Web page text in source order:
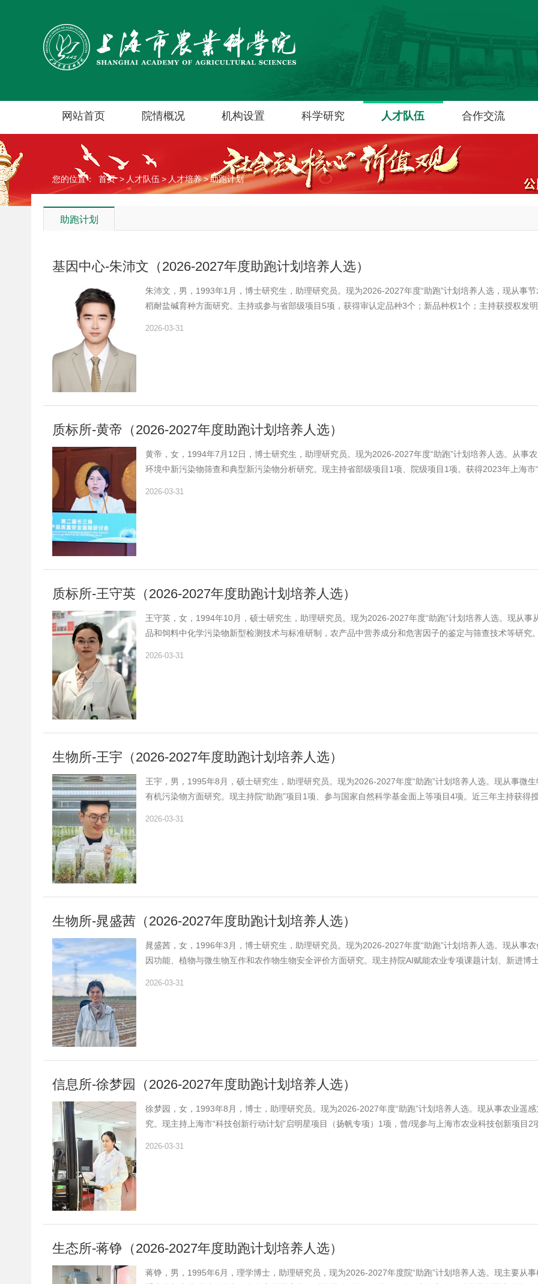
网站首页 院情概况 机构设置 科学研究 人才队伍 合作交流
您的位置： 首页> 人才队伍 > 人才培养>助跑计划
助跑计划
基因中心-朱沛文（2026-2027年度助跑计划培养人选）
朱沛文，男，1993年1月，博士研究生，助理研究员。现为2026-2027年度“助跑”计划培养人选，现从事
稻耐盐碱育种方面研究。主持或参与省部级项目5项，获得审认定品种3个；新品种权1个；主持获授权发
2026-03-31
质标所-黄帝（2026-2027年度助跑计划培养人选）
黄帝，女，1994年7月12日，博士研究生，助理研究员。现为2026-2027年度“助跑”计划培养人选。从事
环境中新污染物筛查和典型新污染物分析研究。现主持省部级项目1项、院级项目1项。获得2023年上海市
2026-03-31
质标所-王守英（2026-2027年度助跑计划培养人选）
王守英，女，1994年10月，硕士研究生，助理研究员。现为2026-2027年度“助跑”计划培养人选。现从事
品和饲料中化学污染物新型检测技术与标准研制，农产品中营养成分和危害因子的鉴定与筛查技术等研究
2026-03-31
生物所-王宇（2026-2027年度助跑计划培养人选）
王宇，男，1995年8月，硕士研究生，助理研究员。现为2026-2027年度“助跑”计划培养人选。现从事微生
有机污染物方面研究。现主持院“助跑”项目1项、参与国家自然科学基金面上等项目4项。近三年主持获得
2026-03-31
生物所-晁盛茜（2026-2027年度助跑计划培养人选）
晁盛茜，女，1996年3月，博士研究生，助理研究员。现为2026-2027年度“助跑”计划培养人选。现从事农
因功能、植物与微生物互作和农作物生物安全评价方面研究。现主持院AI赋能农业专项课题计划、新进博
2026-03-31
信息所-徐梦园（2026-2027年度助跑计划培养人选）
徐梦园，女，1993年8月，博士，助理研究员。现为2026-2027年度“助跑”计划培养人选。现从事农业遥
究。现主持上海市“科技创新行动计划”启明星项目（扬帆专项）1项，曾/现参与上海市农业科技创新项目2
2026-03-31
生态所-蒋铮（2026-2027年度助跑计划培养人选）
蒋铮，男，1995年6月，理学博士，助理研究员，现为2026-2027年度院“助跑”计划培养人选。现主要从事